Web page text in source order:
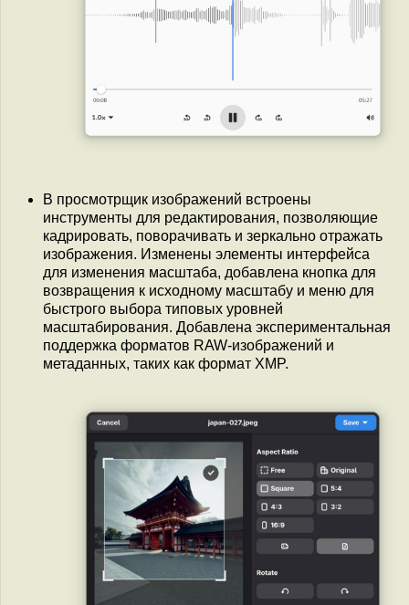
В просмотрщик изображений встроены
инструменты для редактирования, позволяющие
кадрировать, поворачивать и зеркально отражать
изображения. Изменены элементы интерфейса
для изменения масштаба, добавлена кнопка для
возвращения к исходному масштабу и меню для
быстрого выбора типовых уровней
масштабирования. Добавлена экспериментальная
поддержка форматов RAW-изображений и
метаданных, таких как формат XMP.